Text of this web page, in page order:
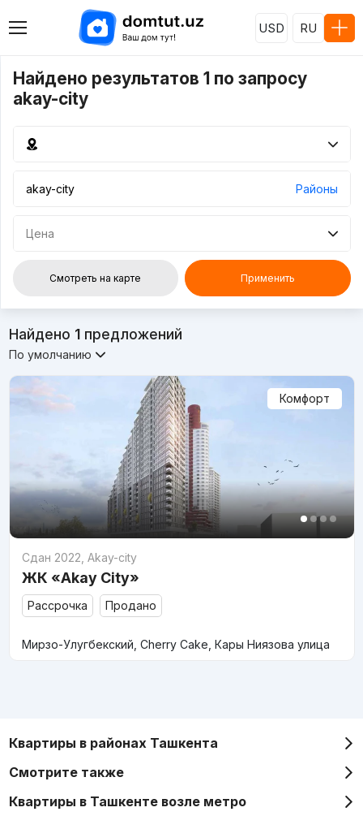
USD RU
Найдено результатов 1 по запросу
akay-city
Районы
Цена
Смотреть на карте Применить
Найдено 1предложений
По умолчанию
Комфорт
Сдан 2022 Akay-city
ЖК «Akay City»
Рассрочка Продано
Мирзо-Улугбекский, Cherry Cake, Кары Ниязова улица
Квартиры в районах Ташкента
Смотрите также
Квартиры в Ташкенте возле метро